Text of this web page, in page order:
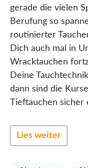
gerade die vielen
Berufung so
routinierter
Dich auch mal in
Wracktauchen
Deine
dann sind die
Tieftauchen
Lies weiter